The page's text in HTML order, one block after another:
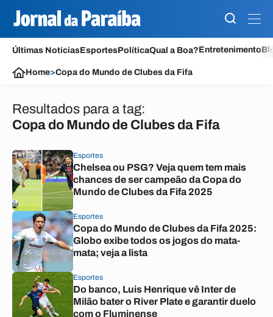
Últimas NotíciasEsportesPolíticaQual a Boa?Entretenimento
Home>Copa do Mundo de Clubes da Fifa
Resultados para a tag:
Copa do Mundo de Clubes da Fifa
Esportes
Chelsea ou PSG? Veja quem tem mais
chances de ser campeão da Copa do
Mundo de Clubes da Fifa 2025
Esportes
Copa do Mundo de Clubes da Fifa 2025:
Globo exibe todos os jogos do mata-
mata; veja a lista
Esportes
Do banco, Luis Henrique vê Inter de
Milão bater o River Plate e garantir duelo
com o Fluminense